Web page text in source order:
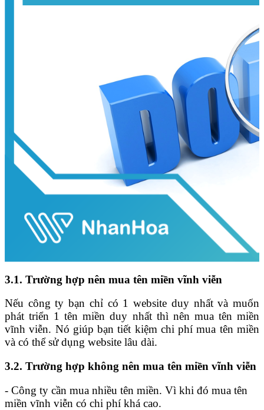
3.1. Trường hợp nên mua tên miền vĩnh viễn
Nếu công ty bạn chỉ có 1 website duy nhất và muốn
phát triển 1 tên miền duy nhất thì nên mua tên miền
vĩnh viễn. Nó giúp bạn tiết kiệm chi phí mua tên miền
và có thể sử dụng website lâu dài.
3.2. Trường hợp không nên mua tên miền vĩnh viễn
- Công ty cần mua nhiều tên miền. Vì khi đó mua tên
miền vĩnh viễn có chi phí khá cao.